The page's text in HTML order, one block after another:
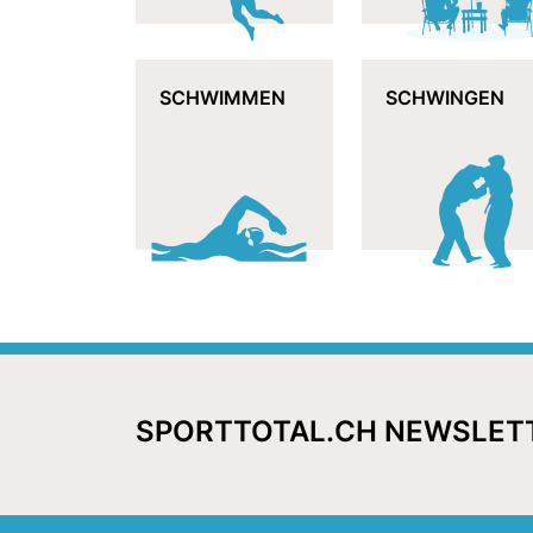
SCHWIMMEN SCHWINGEN
SPORTTOTAL.CH